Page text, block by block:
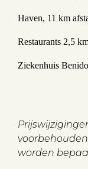
Haven, 11 km
Restaurants 2,5
Ziekenhuis
worden